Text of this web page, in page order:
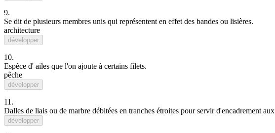
9.
Se dit de plusieurs membres unis qui représentent en effet des bandes ou lisières.
architecture
développer
10.
Espèce d' ailes que l'on ajoute à certains filets.
pêche
développer
11.
Dalles de liais ou de marbre débitées en tranches étroites pour servir d'encadrement aux
développer